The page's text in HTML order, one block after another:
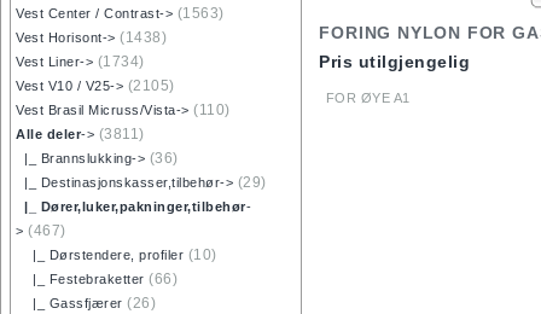
Vest Center / Contrast-> (1563)
Vest Horisont-> (1438)
Vest Liner-> (1734)
Vest V10 / V25-> (2105)
Vest Brasil Micruss/Vista-> (110)
Alle deler-> (3811)
|_ Brannslukking-> (36)
|_ Destinasjonskasser,tilbehør-> (29)
|_ Dører,luker,pakninger,tilbehør-
> (467)
|_ Dørstendere, profiler (10)
|_ Festebraketter (66)
|_ Gassfjærer (26)
FORING NYLON FOR
Pris utilgjengelig
FOR ØYE A1